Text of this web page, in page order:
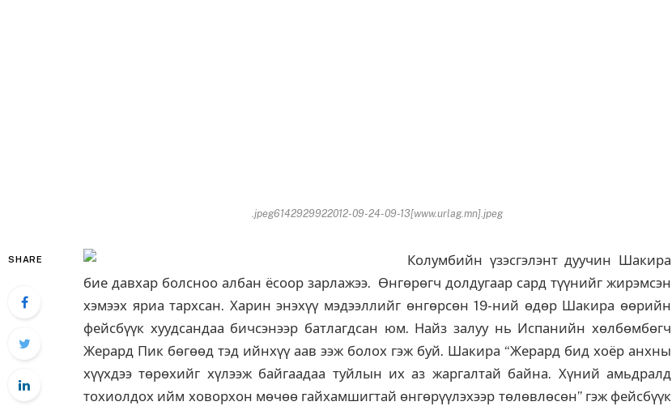
.jpeg6142929922012-09-24-09-13[www.urlag.mn].jpeg
SHARE
Колумбийн үзэсгэлэнт дуучин Шакира
бие давхар болсноо албан ёсоор зарлажээ. Өнгөрөгч долдугаар сард түүнийг жирэмсэн
хэмээх яриа тархсан. Харин энэхүү мэдээллийг өнгөрсөн 19-ний өдөр Шакира өөрийн
фейсбүүк хуудсандаа бичсэнээр батлагдсан юм. Найз залуу нь Испанийн хөлбөмбөгч
Жерард Пик бөгөөд тэд ийнхүү аав ээж болох гэж буй. Шакира “Жерард бид хоёр анхны
хүүхдээ төрөхийг хүлээж байгаадаа туйлын их аз жаргалтай байна. Хүний амьдралд
тохиолдох ийм ховорхон мөчөө гайхамшигтай өнгөрүүлэхээр төлөвлөсөн” гэж фейсбүүк